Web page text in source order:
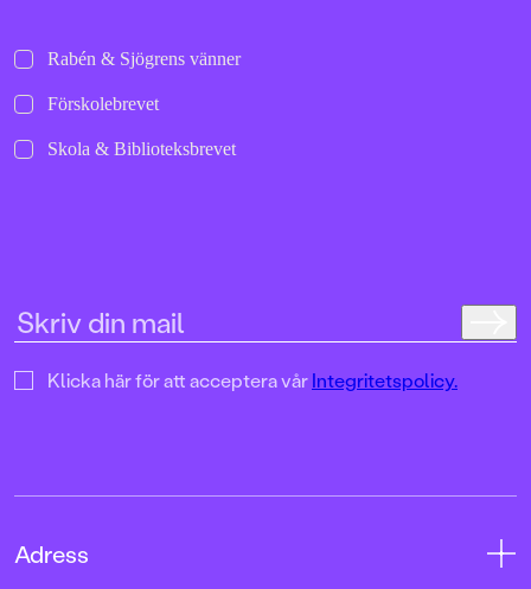
Rabén & Sjögrens vänner
Förskolebrevet
Skola & Biblioteksbrevet
Klicka här för att acceptera vårIntegritetspolicy.
Adress